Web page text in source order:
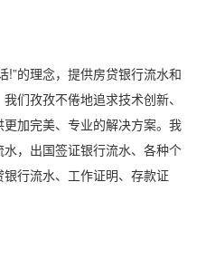
!”的理念，提供房贷银行流水和
们孜孜不倦地追求技术创新、
加完美、专业的解决方案。我
，出国签证银行流水、各种个
行流水、工作证明、存款证